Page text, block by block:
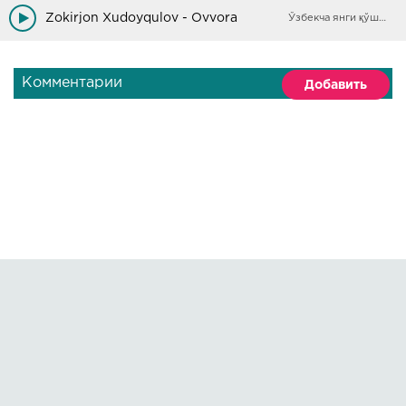
Zokirjon Xudoyqulov - Ovvora Ўзбекча янги қўшиқлар
Комментарии Добавить